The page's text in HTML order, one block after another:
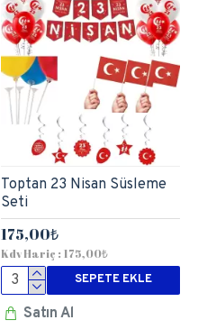
Toptan 23 Nisan Süsleme
Seti
175,00₺
Kdv Hariç : 175,00₺
SEPETE EKLE
Satın Al